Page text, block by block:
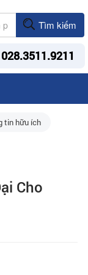
Tìm kiếm
tin hữu ích
Cho